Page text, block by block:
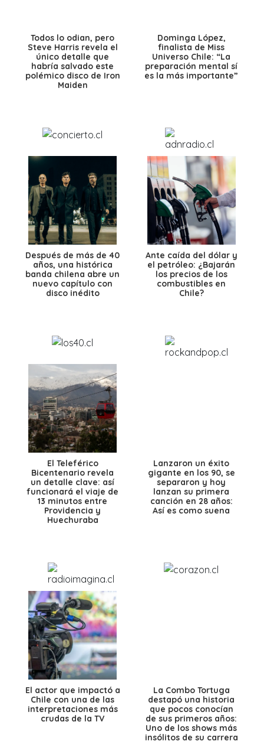
Todos lo odian, pero
Steve Harris revela el
único detalle que
habría salvado este
polémico disco de Iron
Maiden
Dominga López,
finalista de Miss
Universo Chile: “La
preparación mental sí
es la más importante”
Después de más de 40
años, una histórica
banda chilena abre un
nuevo capítulo con
disco inédito
Ante caída del dólar y
el petróleo: ¿Bajarán
los precios de los
combustibles en
Chile?
El Teleférico
Bicentenario revela
un detalle clave: así
funcionará el viaje de
13 minutos entre
Providencia y
Huechuraba
Lanzaron un éxito
gigante en los 90, se
separaron y hoy
lanzan su primera
canción en 28 años:
Así es como suena
El actor que impactó a
Chile con una de las
interpretaciones más
crudas de la TV
La Combo Tortuga
destapó una historia
que pocos conocían
de sus primeros años:
Uno de los shows más
insólitos de su carrera